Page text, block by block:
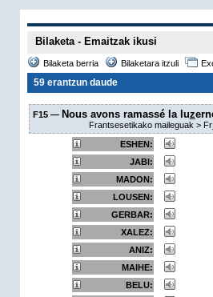
Bilaketa - Emaitzak ikusi
Bilaketa berria Bilaketara itzuli
59 erantzun daude
F15 — Nous avons ramassé la luz
Frantsesetikako maileguak >
ESHEN:
JABI:
MADON:
LOUSEN:
GERBAR:
XALEZ:
ANIZ:
MAIHE:
BELU: